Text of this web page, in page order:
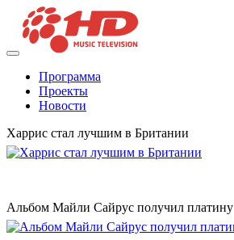
Программа
Проекты
Новости
Харрис стал лучшим в Британии
Альбом Майли Сайрус получил платину